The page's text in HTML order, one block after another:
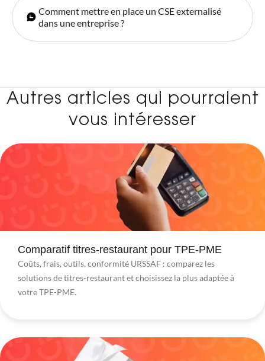
Comment mettre en place un CSE externalisé
dans une entreprise ?
Autres articles qui pourraient
vous intéresser
Comparatif titres-restaurant pour TPE-PME
Coûts, frais, outils, conformité URSSAF : comparez les
solutions de titres-restaurant et choisissez la plus adaptée à
votre TPE-PME.